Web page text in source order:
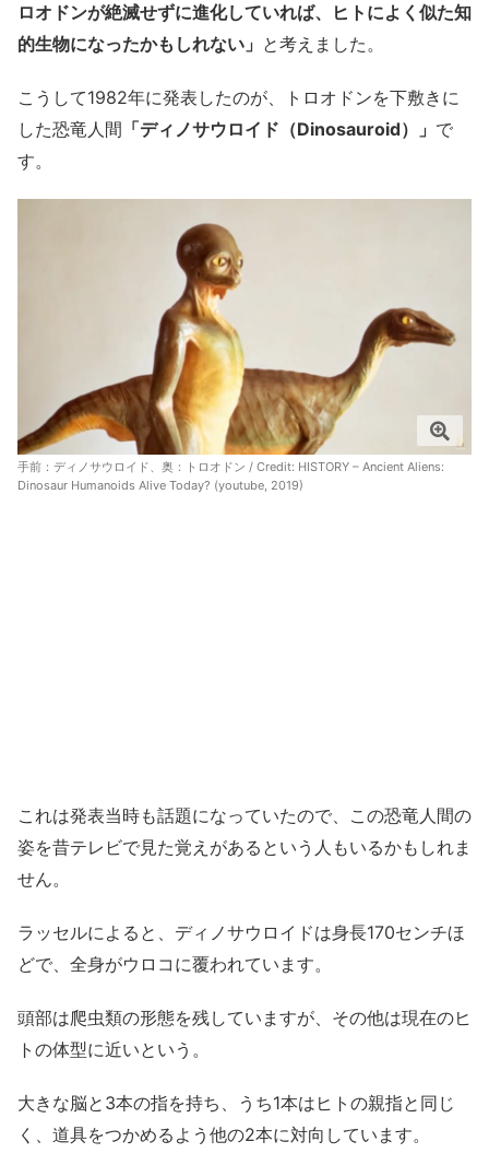
ロオドンが絶滅せずに進化していれば、ヒトによく似た知
的生物になったかもしれない」 と考えました。
こうして1982年に発表したのが、トロオドンを下敷きに
した恐竜人間 「ディノサウロイド（Dinosauroid）」 で
す。
手前：ディノサウロイド、奥：トロオドン / Credit: HISTORY – Ancient Aliens:
Dinosaur Humanoids Alive Today? (youtube, 2019)
これは発表当時も話題になっていたので、この恐竜人間の
姿を昔テレビで見た覚えがあるという人もいるかもしれま
せん。
ラッセルによると、ディノサウロイドは身長170センチほ
どで、全身がウロコに覆われています。
頭部は爬虫類の形態を残していますが、その他は現在のヒ
トの体型に近いという。
大きな脳と3本の指を持ち、うち1本はヒトの親指と同じ
く、道具をつかめるよう他の2本に対向しています。